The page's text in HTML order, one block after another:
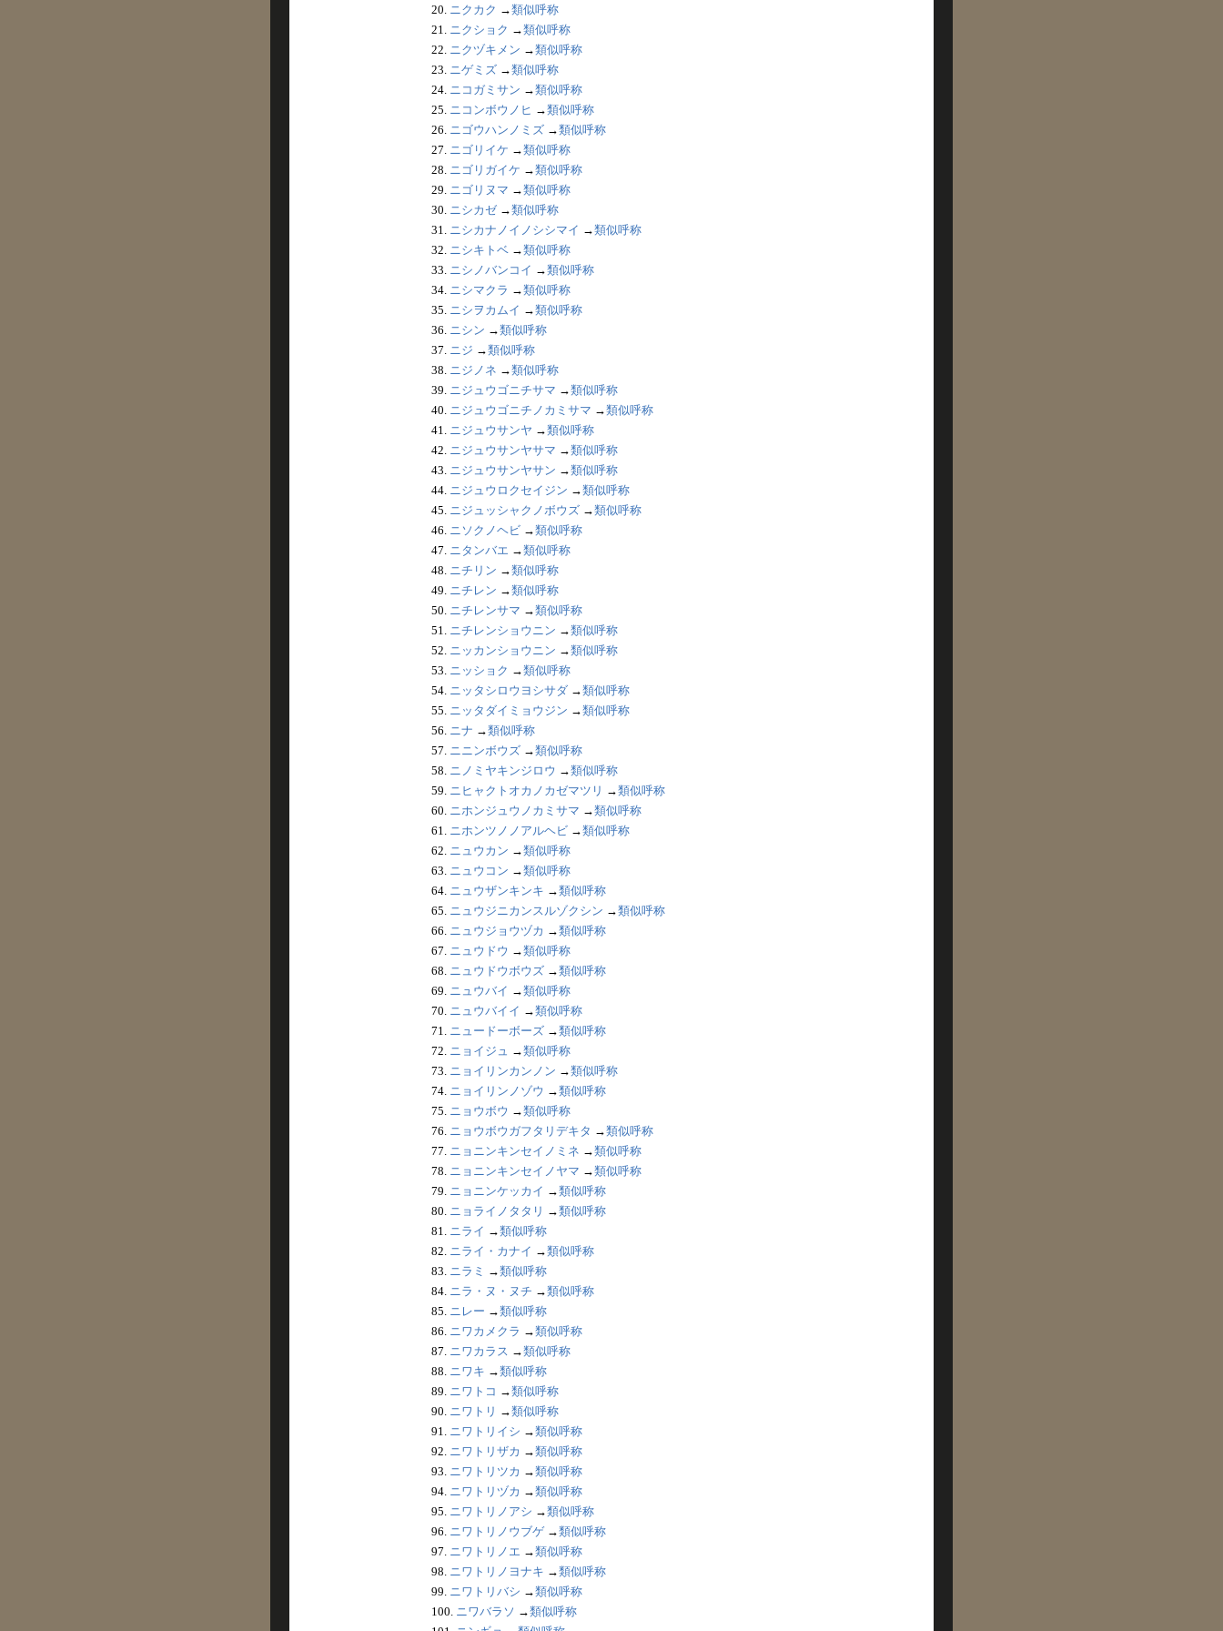
20. ニクカク →類似呼称
21. ニクショク →類似呼称
22. ニクヅキメン →類似呼称
23. ニゲミズ →類似呼称
24. ニコガミサン →類似呼称
25. ニコンボウノヒ →類似呼称
26. ニゴウハンノミズ →類似呼称
27. ニゴリイケ →類似呼称
28. ニゴリガイケ →類似呼称
29. ニゴリヌマ →類似呼称
30. ニシカゼ →類似呼称
31. ニシカナノイノシシマイ →類似呼称
32. ニシキトベ →類似呼称
33. ニシノバンコイ →類似呼称
34. ニシマクラ →類似呼称
35. ニシヲカムイ →類似呼称
36. ニシン →類似呼称
37. ニジ →類似呼称
38. ニジノネ →類似呼称
39. ニジュウゴニチサマ →類似呼称
40. ニジュウゴニチノカミサマ →類似呼称
41. ニジュウサンヤ →類似呼称
42. ニジュウサンヤサマ →類似呼称
43. ニジュウサンヤサン →類似呼称
44. ニジュウロクセイジン →類似呼称
45. ニジュッシャクノボウズ →類似呼称
46. ニソクノヘビ →類似呼称
47. ニタンバエ →類似呼称
48. ニチリン →類似呼称
49. ニチレン →類似呼称
50. ニチレンサマ →類似呼称
51. ニチレンショウニン →類似呼称
52. ニッカンショウニン →類似呼称
53. ニッショク →類似呼称
54. ニッタシロウヨシサダ →類似呼称
55. ニッタダイミョウジン →類似呼称
56. ニナ →類似呼称
57. ニニンボウズ →類似呼称
58. ニノミヤキンジロウ →類似呼称
59. ニヒャクトオカノカゼマツリ →類似呼称
60. ニホンジュウノカミサマ →類似呼称
61. ニホンツノノアルヘビ →類似呼称
62. ニュウカン →類似呼称
63. ニュウコン →類似呼称
64. ニュウザンキンキ →類似呼称
65. ニュウジニカンスルゾクシン →類似呼称
66. ニュウジョウヅカ →類似呼称
67. ニュウドウ →類似呼称
68. ニュウドウボウズ →類似呼称
69. ニュウバイ →類似呼称
70. ニュウバイイ →類似呼称
71. ニュードーボーズ →類似呼称
72. ニョイジュ →類似呼称
73. ニョイリンカンノン →類似呼称
74. ニョイリンノゾウ →類似呼称
75. ニョウボウ →類似呼称
76. ニョウボウガフタリデキタ →類似呼称
77. ニョニンキンセイノミネ →類似呼称
78. ニョニンキンセイノヤマ →類似呼称
79. ニョニンケッカイ →類似呼称
80. ニョライノタタリ →類似呼称
81. ニライ →類似呼称
82. ニライ・カナイ →類似呼称
83. ニラミ →類似呼称
84. ニラ・ヌ・ヌチ →類似呼称
85. ニレー →類似呼称
86. ニワカメクラ →類似呼称
87. ニワカラス →類似呼称
88. ニワキ →類似呼称
89. ニワトコ →類似呼称
90. ニワトリ →類似呼称
91. ニワトリイシ →類似呼称
92. ニワトリザカ →類似呼称
93. ニワトリツカ →類似呼称
94. ニワトリヅカ →類似呼称
95. ニワトリノアシ →類似呼称
96. ニワトリノウブゲ →類似呼称
97. ニワトリノエ →類似呼称
98. ニワトリノヨナキ →類似呼称
99. ニワトリバシ →類似呼称
100. ニワバラソ →類似呼称